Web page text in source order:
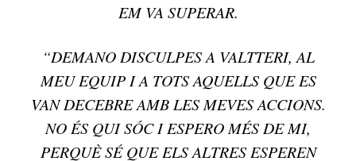
EM VA SUPERAR.
“DEMANO DISCULPES A VALTTERI, AL
MEU EQUIP I A TOTS AQUELLS QUE ES
VAN DECEBRE AMB LES MEVES ACCIONS.
NO ÉS QUI SÓC I ESPERO MÉS DE MI,
PERQUÈ SÉ QUE ELS ALTRES ESPEREN